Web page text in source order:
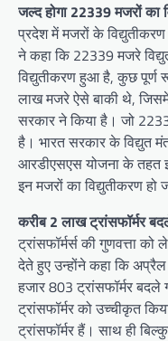
जल्द होगा 22339 मजरों का
प्रदेश में मजरों के
ने कहा कि 22339 मजरे
विद्युतीकरण हुआ है, कुछ
लाख मजरे ऐसे बाकी थे,
सरकार ने किया है। जो
है। भारत सरकार के विद्युत
आरडीएसएस योजना के तहत
इन मजरों का विद्युतीकरण हो
करीब 2 लाख ट्रांसफॉर्मर
ट्रांसफॉर्मर्स की गुणवत्ता
देते हुए उन्होंने कहा कि
हजार 803 ट्रांसफॉर्मर
ट्रांसफॉर्मर को उच्चीकृत
ट्रांसफॉर्मर हैं। साथ ही